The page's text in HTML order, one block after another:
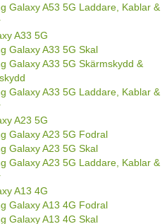
Galaxy A53 5G Laddare, Kablar &
A33 5G
Galaxy A33 5G Skal
Galaxy A33 5G Skärmskydd &
Galaxy A33 5G Laddare, Kablar &
A23 5G
Galaxy A23 5G Fodral
Galaxy A23 5G Skal
Galaxy A23 5G Laddare, Kablar &
A13 4G
Galaxy A13 4G Fodral
Galaxy A13 4G Skal